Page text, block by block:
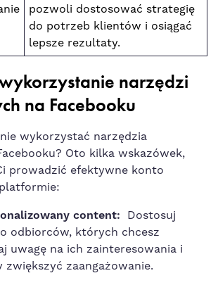
pozwoli dostosować strategię
do ⁢potrzeb klientów i osiągać
lepsze rezultaty.
narzędzi
na Facebooku
‍wykorzystać narzędzia‌
Oto kilka wskazówek,
prowadzić ​efektywne konto
content: ⁤ Dostosuj
odbiorców, których chcesz
uwagę na ich zainteresowania i
zwiększyć zaangażowanie.